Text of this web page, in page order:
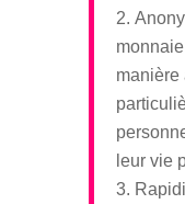
manière
leur vie